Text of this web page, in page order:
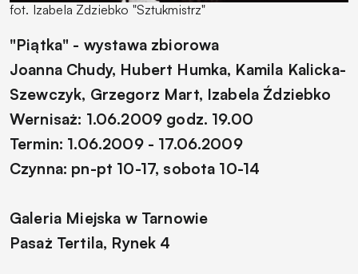
fot. Izabela Zdziebko "Sztukmistrz"
"Piątka" - wystawa zbiorowa
Joanna Chudy, Hubert Humka, Kamila Kalicka-
Szewczyk, Grzegorz Mart, Izabela Ździebko
Wernisaż: 1.06.2009 godz. 19.00
Termin: 1.06.2009 - 17.06.2009
Czynna: pn-pt 10-17, sobota 10-14
Galeria Miejska w Tarnowie
Pasaż Tertila, Rynek 4